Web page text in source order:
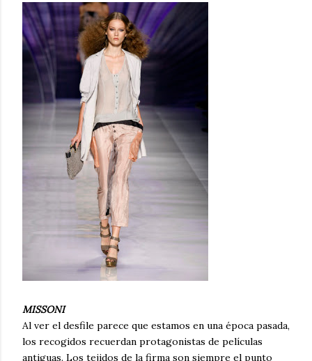
MISSONI
Al ver el desfile parece que estamos en una época pasada,
los recogidos recuerdan protagonistas de películas
antiguas. Los tejidos de la firma son siempre el punto